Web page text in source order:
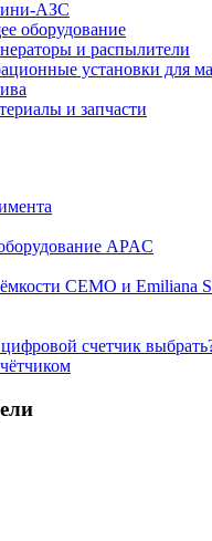
АЗС
оборудование
и распылители
установки для
и запчасти
APAC
CEMO и Emiliana
счетчик